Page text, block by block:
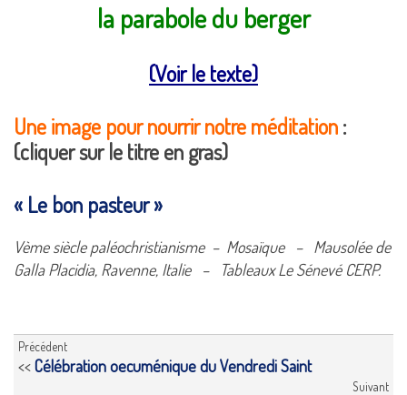
la parabole du berger
(Voir le texte)
Une image pour nourrir notre méditation:
(cliquer sur le titre en gras)
« Le bon pasteur »
Vème siècle paléochristianisme – Mosaïque – Mausolée de
Galla Placidia, Ravenne, Italie – Tableaux Le Sénevé CERP.
Précédent
<<Célébration oecuménique du Vendredi Saint
Suivant